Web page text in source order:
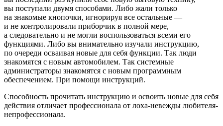
вы поступали двумя способами. Либо жали только
на знакомые кнопочки, игнорируя все остальные —
и не контролировали приборчик в полной мере,
а следовательно и не могли воспользоваться всеми его
функциями. Либо вы внимательно изучали инструкцию,
по очереди осваивая новые для себя функции. Так люди
знакомятся с новым автомобилем. Так системные
администраторы знакомятся с новым программным
обеспечением. При помощи инструкций.
Способность прочитать инструкцию и освоить новые для себя
действия отличает профессионала от лоха-невежды любителя-
непрофессионала.